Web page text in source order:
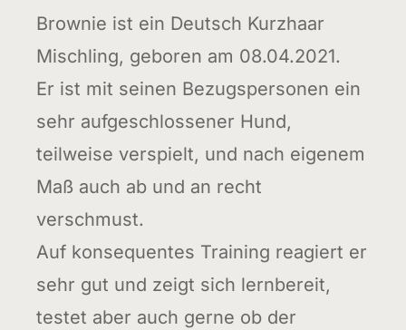
Brownie ist ein Deutsch Kurzhaar
Mischling, geboren am 08.04.2021.
Er ist mit seinen Bezugspersonen ein
sehr aufgeschlossener Hund,
teilweise verspielt, und nach eigenem
Maß auch ab und an recht
verschmust.
Auf konsequentes Training reagiert er
sehr gut und zeigt sich lernbereit,
testet aber auch gerne ob der